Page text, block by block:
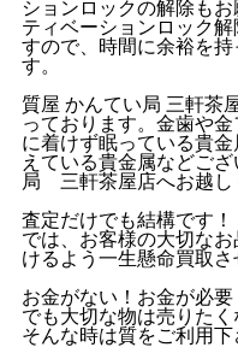
ションロックの解除も
ティベーションロック
すので、時間に余裕を
す。
質屋 かんてい局 三軒茶
っております。金歯や
に着けず眠っている貴
えている貴金属などご
局 三軒茶屋店へお越し
査定だけでも結構です
では、お客様の大切な
けるよう一生懸命買取さ
お金がない！お金が必要
でも大切な物は売りたく
そんな時は質をご利用下